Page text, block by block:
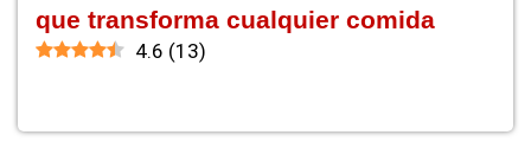
que transforma cualquier comida
4.6 (13)